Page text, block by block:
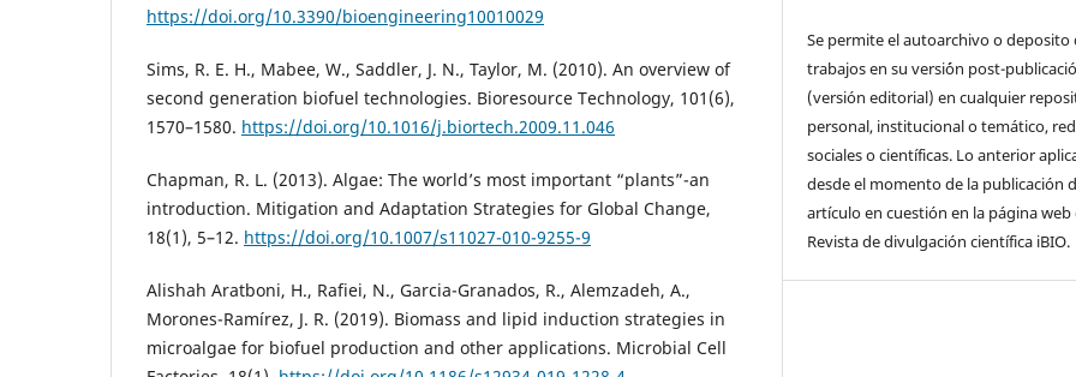
https://doi.org/10.3390/bioengineering10010029
Sims, R. E. H., Mabee, W., Saddler, J. N., Taylor, M. (2010). An overview of
second generation biofuel technologies. Bioresource Technology, 101(6),
1570–1580. https://doi.org/10.1016/j.biortech.2009.11.046
Chapman, R. L. (2013). Algae: The world’s most important “plants”-an
introduction. Mitigation and Adaptation Strategies for Global Change,
18(1), 5–12. https://doi.org/10.1007/s11027-010-9255-9
Alishah Aratboni, H., Rafiei, N., Garcia-Granados, R., Alemzadeh, A.,
Morones-Ramírez, J. R. (2019). Biomass and lipid induction strategies in
microalgae for biofuel production and other applications. Microbial Cell
Se permite el autoarchivo o deposito
trabajos en su versi´ón post-
(versión editorial) en cualquier
personal, institucional o temático,
sociales o científicas. Lo anterior
desde el momento de la publicación
artículo en cuestión en la página web
Revista de divulgación científica iBIO.